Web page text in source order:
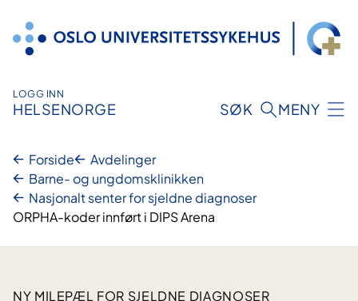
innhold
LOGG INN
HELSENORGE SØK MENY
Forside
Avdelinger
Barne- og ungdomsklinikken
Nasjonalt senter for sjeldne diagnoser
ORPHA-koder innført i DIPS Arena
NY MILEPÆL FOR SJELDNE DIAGNOSER